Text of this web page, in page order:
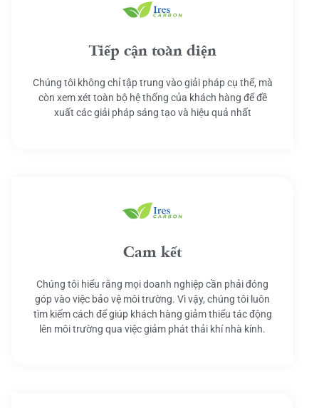
Tiếp cận toàn diện
Chúng tôi không chỉ tập trung vào giải pháp cụ thể, mà
còn xem xét toàn bộ hệ thống của khách hàng để đề
xuất các giải pháp sáng tạo và hiệu quả nhất
Cam kết
Chúng tôi hiểu rằng mọi doanh nghiệp cần phải đóng
góp vào việc bảo vệ môi trường. Vì vậy, chúng tôi luôn
tìm kiếm cách để giúp khách hàng giảm thiểu tác động
lên môi trường qua việc giảm phát thải khí nhà kính.